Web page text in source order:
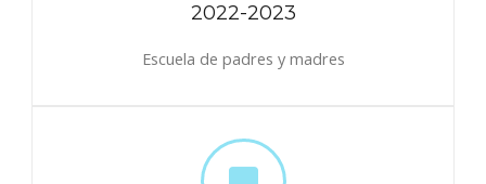
2022-2023
Escuela de padres y madres